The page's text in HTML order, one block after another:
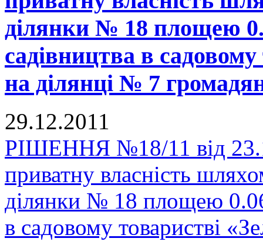
ділянки № 18 площею
садівництва в
на ділянці № 7
29.12.2011
РІШЕННЯ №18/11 від
приватну власність
ділянки № 18 площею
в садовому товаристві